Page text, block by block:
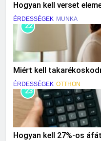
Hogyan kell verset
ÉRDESSÉGEK MUNKA
22
Miért kell
ÉRDESSÉGEK OTTHON
23
Hogyan kell 27%-os